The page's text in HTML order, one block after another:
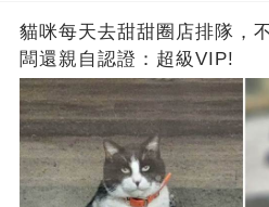
貓咪每天去甜甜圈店排隊，
闆還親自認證：超級VIP!